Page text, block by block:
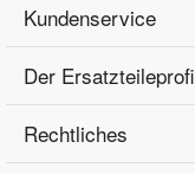
Kundenservice
Der Ersatzteileprofi
Rechtliches